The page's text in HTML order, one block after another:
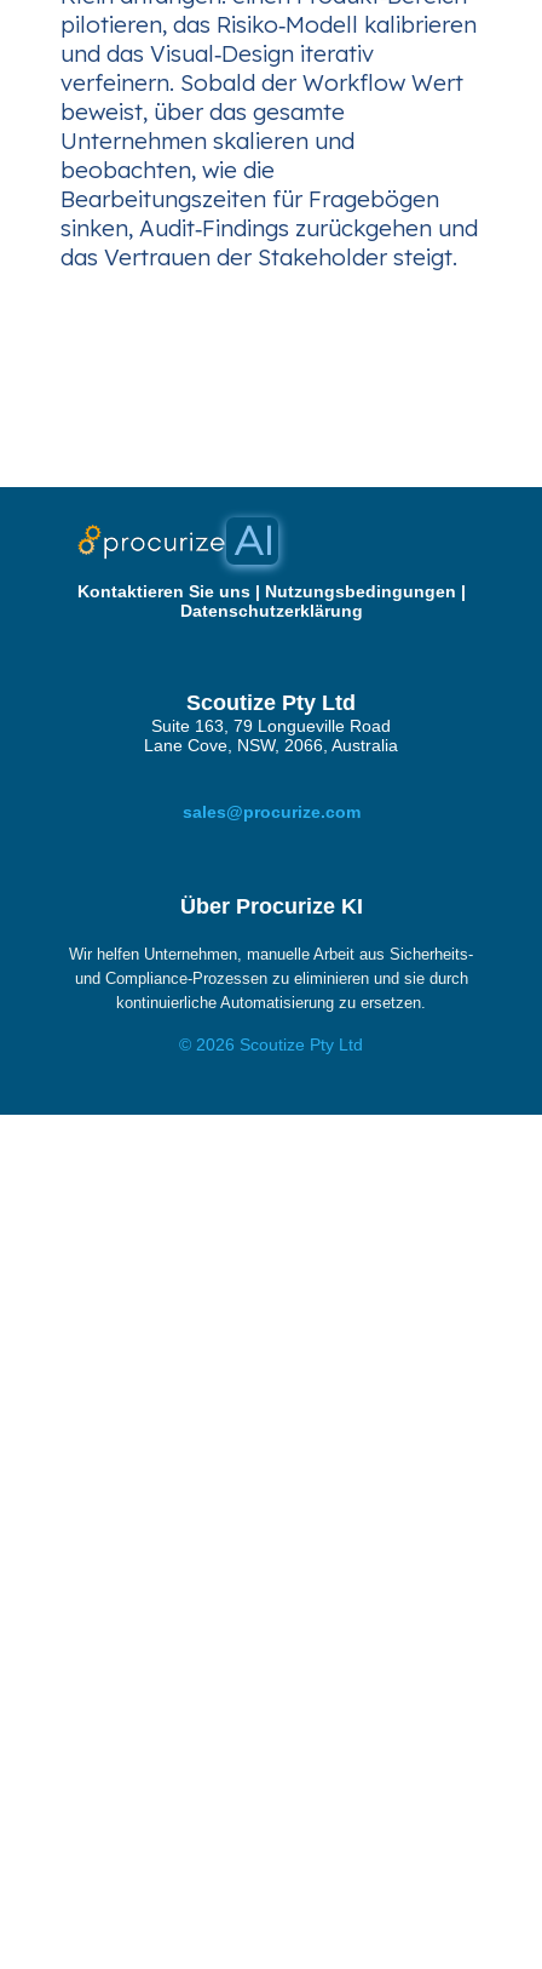
pilotieren, das Risiko‑Modell kalibrieren
und das Visual‑Design iterativ
verfeinern. Sobald der Workflow Wert
beweist, über das gesamte
Unternehmen skalieren und
beobachten, wie die
Bearbeitungszeiten für Fragebögen
sinken, Audit‑Findings zurückgehen und
das Vertrauen der Stakeholder steigt.
Kontaktieren Sie uns| Nutzungsbedingungen |
Datenschutzerklärung
Scoutize Pty Ltd
Suite 163, 79 Longueville Road
Lane Cove, NSW, 2066, Australia
sales@procurize.com
Über Procurize KI
Wir helfen Unternehmen, manuelle Arbeit aus Sicherheits-
und Compliance-Prozessen zu eliminieren und sie durch
kontinuierliche Automatisierung zu ersetzen.
© 2026 Scoutize Pty Ltd